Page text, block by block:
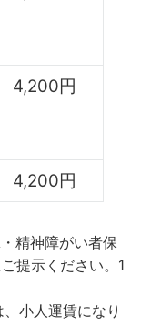
4,200円
4,200円
精神障がい者保
提示ください。1
小人運賃になり